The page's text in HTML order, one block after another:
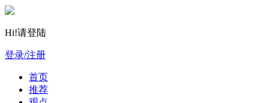
Hi!请登陆
登录/注册
首页
推荐